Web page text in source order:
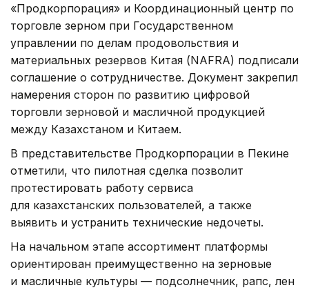
«Продкорпорация» и Координационный центр по
торговле зерном при Государственном
управлении по делам продовольствия и
материальных резервов Китая (NAFRA) подписали
соглашение о сотрудничестве. Документ закрепил
намерения сторон по развитию цифровой
торговли зерновой и масличной продукцией
между Казахстаном и Китаем.
В представительстве Продкорпорации в Пекине
отметили, что пилотная сделка позволит
протестировать работу сервиса
для казахстанских пользователей, а также
выявить и устранить технические недочеты.
На начальном этапе ассортимент платформы
ориентирован преимущественно на зерновые
и масличные культуры — подсолнечник, рапс, лен